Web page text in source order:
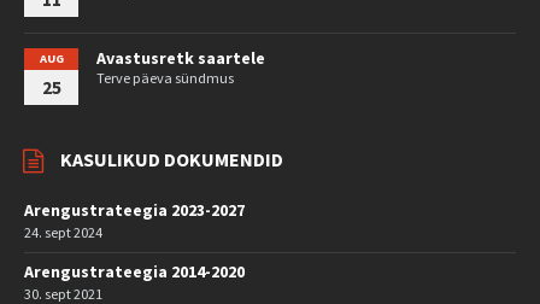
AUG
25
Avastusretk saartele
Terve päeva sündmus
KASULIKUD DOKUMENDID
Arengustrateegia 2023-2027
24. sept 2024
Arengustrateegia 2014-2020
30. sept 2021